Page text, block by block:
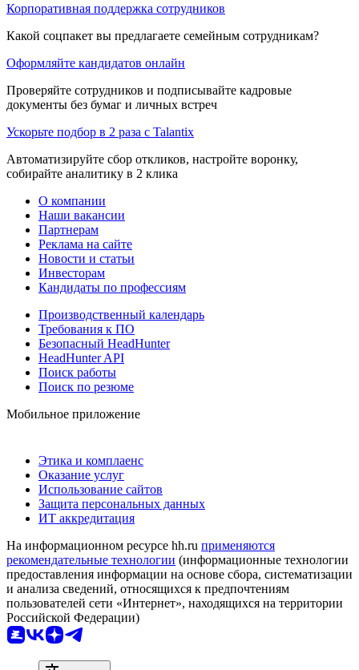
Корпоративная поддержка сотрудников
Какой соцпакет вы предлагаете семейным сотрудникам?
Оформляйте кандидатов онлайн
Проверяйте сотрудников и подписывайте кадровые
документы без бумаг и личных встреч
Ускорьте подбор в 2 раза с Talantix
Автоматизируйте сбор откликов, настройте воронку,
собирайте аналитику в 2 клика
О компании
Наши вакансии
Партнерам
Реклама на сайте
Новости и статьи
Инвесторам
Кандидаты по профессиям
Производственный календарь
Требования к ПО
Безопасный HeadHunter
HeadHunter API
Поиск работы
Поиск по резюме
Мобильное приложение
Этика и комплаенс
Оказание услуг
Использование сайтов
Защита персональных данных
ИТ аккредитация
На информационном ресурсе hh.ru применяются
рекомендательные технологии (информационные технологии
предоставления информации на основе сбора, систематизации
и анализа сведений, относящихся к предпочтениям
пользователей сети «Интернет», находящихся на территории
Российской Федерации)